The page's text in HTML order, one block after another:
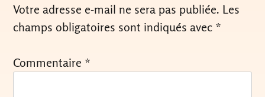
Votre adresse e-mail ne sera pas publiée. Les
champs obligatoires sont indiqués avec *
Commentaire *